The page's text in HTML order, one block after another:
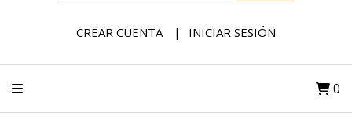
CREAR CUENTA INICIAR SESIÓN
0